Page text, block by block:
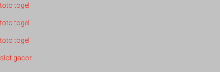
toto togel
toto togel
toto togel
slot gacor